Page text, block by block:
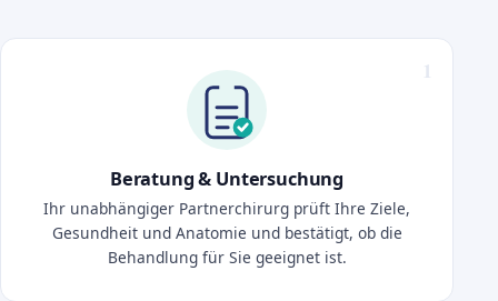
Beratung & Untersuchung
Ihr unabhängiger Partnerchirurg prüft Ihre Ziele,
Gesundheit und Anatomie und bestätigt, ob die
Behandlung für Sie geeignet ist.